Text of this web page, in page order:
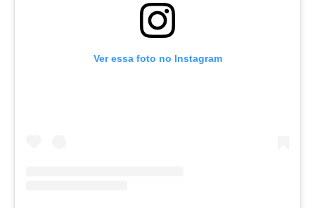
Ver essa foto no Instagram